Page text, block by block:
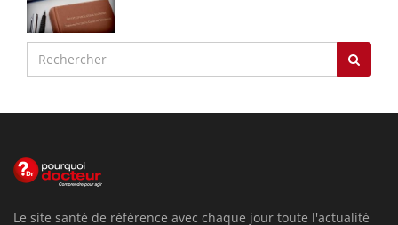
Le site santé de référence avec chaque jour toute l'actualité